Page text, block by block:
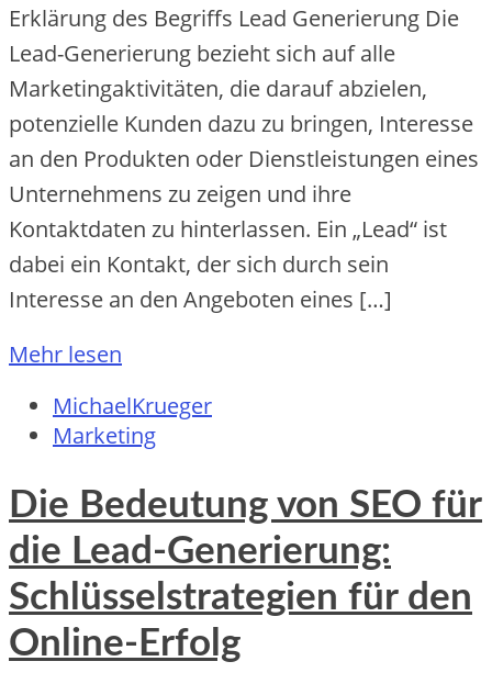
Erklärung des Begriffs Lead Generierung Die
Lead-Generierung bezieht sich auf alle
Marketingaktivitäten, die darauf abzielen,
potenzielle Kunden dazu zu bringen, Interesse
an den Produkten oder Dienstleistungen eines
Unternehmens zu zeigen und ihre
Kontaktdaten zu hinterlassen. Ein „Lead“ ist
dabei ein Kontakt, der sich durch sein
Interesse an den Angeboten eines […]
Mehr lesen
MichaelKrueger
Marketing
Die Bedeutung von SEO für
die Lead-Generierung:
Schlüsselstrategien für den
Online-Erfolg